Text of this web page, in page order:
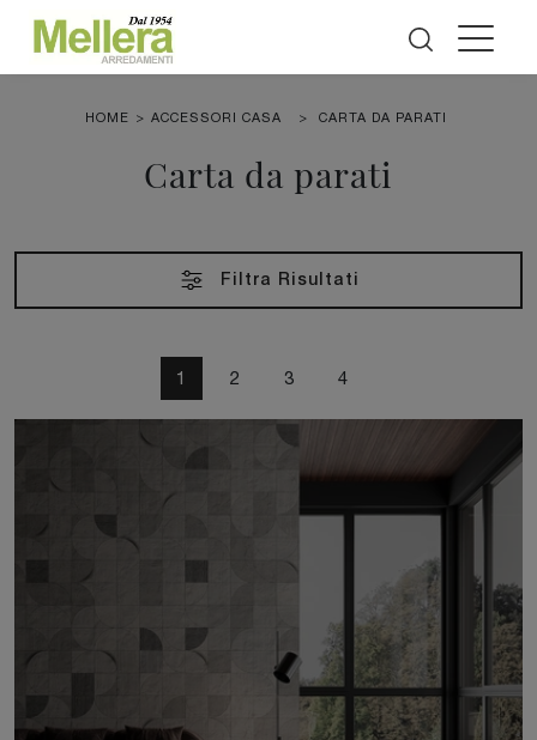
HOME > ACCESSORI CASA > CARTA DA PARATI
Carta da parati
Filtra Risultati
1 2 3 4